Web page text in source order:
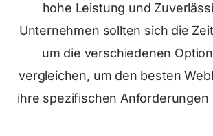
hohe Leistung und
Unternehmen sollten sich die
um die verschiedenen
vergleichen, um den besten
ihre spezifischen Anforderungen